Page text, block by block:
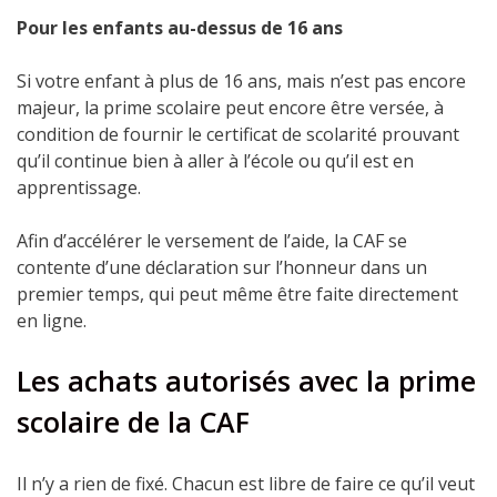
Pour les enfants au-dessus de 16 ans
Si votre enfant à plus de 16 ans, mais n’est pas encore
majeur, la prime scolaire peut encore être versée, à
condition de fournir le certificat de scolarité prouvant
qu’il continue bien à aller à l’école ou qu’il est en
apprentissage.
Afin d’accélérer le versement de l’aide, la CAF se
contente d’une déclaration sur l’honneur dans un
premier temps, qui peut même être faite directement
en ligne.
Les achats autorisés avec la prime
scolaire de la CAF
Il n’y a rien de fixé. Chacun est libre de faire ce qu’il veut